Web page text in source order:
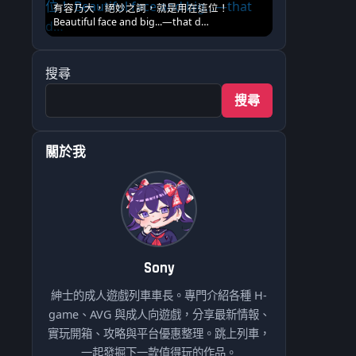
有容乃大，絕妙之詞，就是用在這位！
Beautiful face and big...—that d…
搜尋
搜尋
關於我
Sony
紳士的成人遊戲列車車長。專門介紹各種 H-
game、AVG 與成人向遊戲，分享最新情報、
實玩開箱、攻略與平台優惠整理。跳上列車，
一起發掘下一款值得玩的作品。